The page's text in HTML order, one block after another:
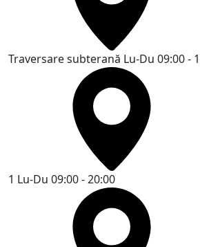
Traversare subterană Lu-Du 09:00 -
1 Lu-Du 09:00 - 20:00